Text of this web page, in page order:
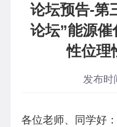
论坛预告-第
论坛”能源
性位理
发布时
各位老师、同学好：